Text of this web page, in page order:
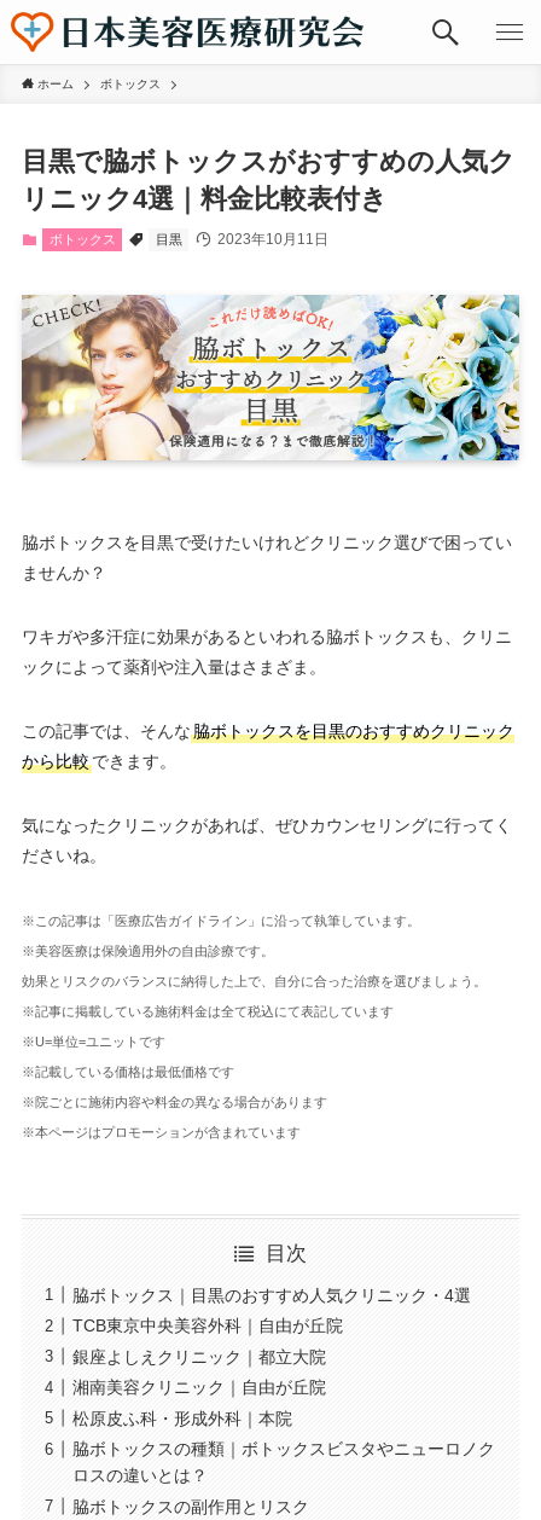
ホーム ボトックス
目黒で脇ボトックスがおすすめの人気ク
リニック4選｜料金比較表付き
ボトックス 目黒 2023年10月11日
脇ボトックスを目黒で受けたいけれどクリニック選びで困ってい
ませんか？
ワキガや多汗症に効果があるといわれる脇ボトックスも、クリニ
ックによって薬剤や注入量はさまざま。
この記事では、そんな脇ボトックスを目黒のおすすめクリニック
から比較できます。
気になったクリニックがあれば、ぜひカウンセリングに行ってく
ださいね。
※この記事は「医療広告ガイドライン」に沿って執筆しています。
※美容医療は保険適用外の自由診療です。
効果とリスクのバランスに納得した上で、自分に合った治療を選びましょう。
※記事に掲載している施術料金は全て税込にて表記しています
※U=単位=ユニットです
※記載している価格は最低価格です
※院ごとに施術内容や料金の異なる場合があります
※本ページはプロモーションが含まれています
目次
脇ボトックス｜目黒のおすすめ人気クリニック・4選
TCB東京中央美容外科｜自由が丘院
銀座よしえクリニック｜都立大院
湘南美容クリニック｜自由が丘院
松原皮ふ科・形成外科｜本院
脇ボトックスの種類｜ボトックスビスタやニューロノク
ロスの違いとは？
脇ボトックスの副作用とリスク